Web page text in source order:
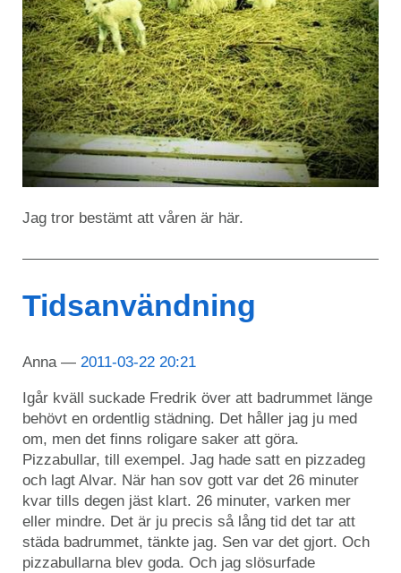
Jag tror bestämt att våren är här.
Tidsanvändning
Anna 2011-03-22 20:21
Igår kväll suckade Fredrik över att badrummet länge
behövt en ordentlig städning. Det håller jag ju med
om, men det finns roligare saker att göra.
Pizzabullar, till exempel. Jag hade satt en pizzadeg
och lagt Alvar. När han sov gott var det 26 minuter
kvar tills degen jäst klart. 26 minuter, varken mer
eller mindre. Det är ju precis så lång tid det tar att
städa badrummet, tänkte jag. Sen var det gjort. Och
pizzabullarna blev goda. Och jag slösurfade